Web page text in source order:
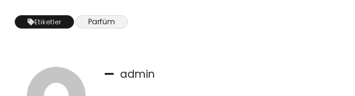
Etiketler Parfüm
admin